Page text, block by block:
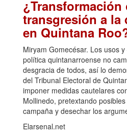
¿Transformación
transgresión a la
en Quintana
Miryam Gomecésar. Los usos
política quintanarroense no
desgracia de todos, así lo
del Tribunal Electoral de
imponer medidas cautelares
Mollinedo, pretextando
campaña y desechar los
Elarsenal.net